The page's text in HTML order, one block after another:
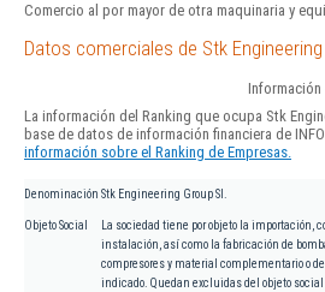
Comercio al por mayor de otra maquinaria y
Datos comerciales de Stk
La información del Ranking que ocupa Stk
base de datos de información financiera de
información sobre el Ranking de Empresas.
Denominación Stk Engineering Group Sl.
Objeto Social
La sociedad tiene por objeto la importación,
instalación, así como la fabricación de
compresores y material complementario o
indicado. Quedan excluidas del objeto